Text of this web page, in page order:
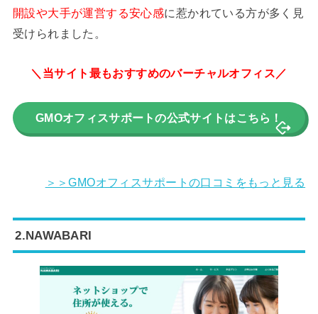
開設や大手が運営する安心感に惹かれている方が多く見
受けられました。
＼当サイト最もおすすめのバーチャルオフィス／
GMOオフィスサポートの公式サイトはこちら！
＞＞GMOオフィスサポートの口コミをもっと見る
2.NAWABARI